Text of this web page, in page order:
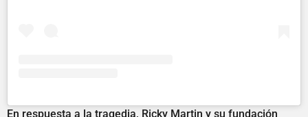
En respuesta a la tragedia, Ricky Martin y su fundación